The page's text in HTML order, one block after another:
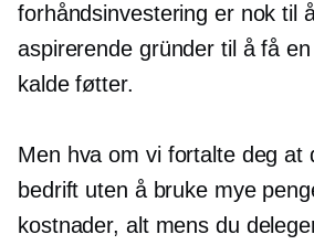
forhåndsinvestering er nok til
aspirerende gründer til å få
kalde føtter.
Men hva om vi fortalte deg at
bedrift uten å bruke mye
kostnader, alt mens du